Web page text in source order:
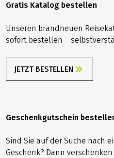
Gratis Katalog bestellen
Unseren brandneuen
sofort bestellen –
JETZT BESTELLEN
Geschenkgutschein
Sind Sie auf der Suche nach
Geschenk? Dann